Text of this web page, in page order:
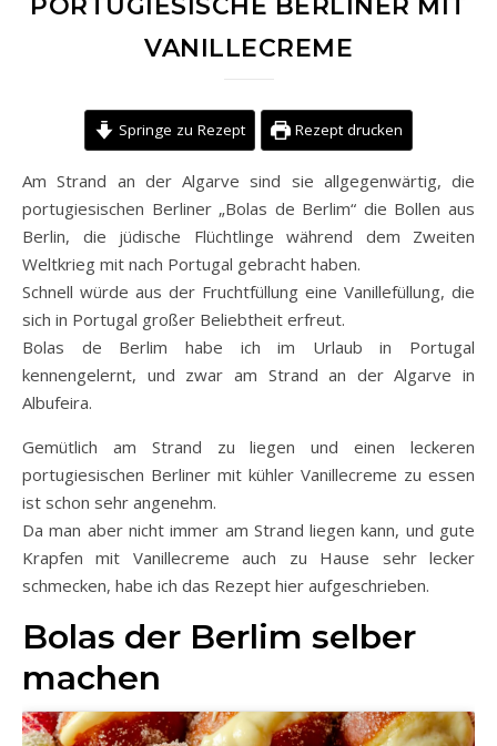
PORTUGIESISCHE BERLINER MIT
VANILLECREME
Springe zu Rezept Rezept drucken
Am Strand an der Algarve sind sie allgegenwärtig, die
portugiesischen Berliner „Bolas de Berlim“ die Bollen aus
Berlin, die jüdische Flüchtlinge während dem Zweiten
Weltkrieg mit nach Portugal gebracht haben.
Schnell würde aus der Fruchtfüllung eine Vanillefüllung, die
sich in Portugal großer Beliebtheit erfreut.
Bolas de Berlim habe ich im Urlaub in Portugal
kennengelernt, und zwar am Strand an der Algarve in
Albufeira.
Gemütlich am Strand zu liegen und einen leckeren
portugiesischen Berliner mit kühler Vanillecreme zu essen
ist schon sehr angenehm.
Da man aber nicht immer am Strand liegen kann, und gute
Krapfen mit Vanillecreme auch zu Hause sehr lecker
schmecken, habe ich das Rezept hier aufgeschrieben.
Bolas der Berlim selber
machen